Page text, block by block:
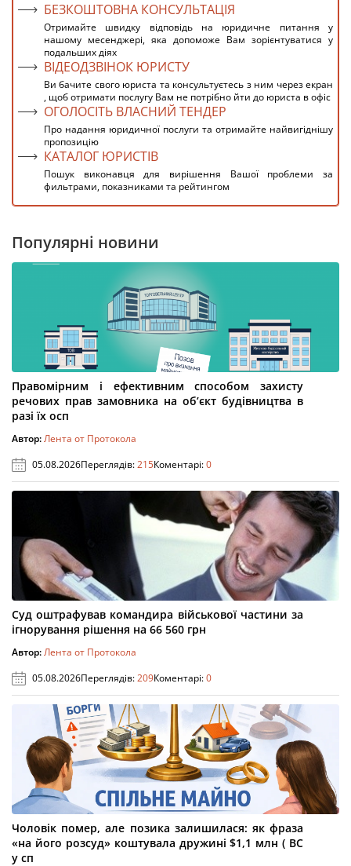
БЕЗКОШТОВНА КОНСУЛЬТАЦІЯ
Отримайте швидку відповідь на юридичне питання у
нашому месенджері, яка допоможе Вам зорієнтуватися у
подальших діях
ВІДЕОДЗВІНОК ЮРИСТУ
Ви бачите свого юриста та консультуєтесь з ним через екран
, щоб отримати послугу Вам не потрібно йти до юриста в офіс
ОГОЛОСІТЬ ВЛАСНИЙ ТЕНДЕР
Про надання юридичної послуги та отримайте найвигіднішу
пропозицію
КАТАЛОГ ЮРИСТІВ
Пошук виконавця для вирішення Вашої проблеми за
фильтрами, показниками та рейтингом
Популярні новини
Правомірним і ефективним способом захисту
речових прав замовника на об’єкт будівництва в
разі їх осп
Автор:Лента от Протокола
05.08.2026Переглядів:215Коментарі:0
Суд оштрафував командира військової частини за
ігнорування рішення на 66 560 грн
Автор:Лента от Протокола
05.08.2026Переглядів:209Коментарі:0
Чоловік помер, але позика залишилася: як фраза
«на його розсуд» коштувала дружині $1,1 млн ( ВС
у сп